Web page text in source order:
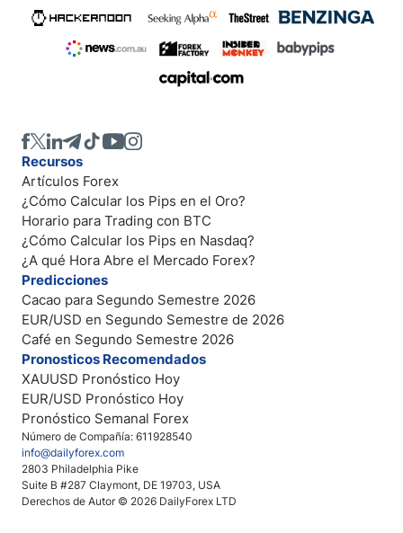
Número de Compañía: 611928540
info@dailyforex.com
2803 Philadelphia Pike
Suite B #287 Claymont, DE 19703, USA
Derechos de Autor © 2026 DailyForex LTD
Recursos
Artículos Forex
¿Cómo Calcular los Pips en el Oro?
Horario para Trading con BTC
¿Cómo Calcular los Pips en Nasdaq?
¿A qué Hora Abre el Mercado Forex?
Predicciones
Cacao para Segundo Semestre 2026
EUR/USD en Segundo Semestre de 2026
Café en Segundo Semestre 2026
Pronosticos Recomendados
XAUUSD Pronóstico Hoy
EUR/USD Pronóstico Hoy
Pronóstico Semanal Forex